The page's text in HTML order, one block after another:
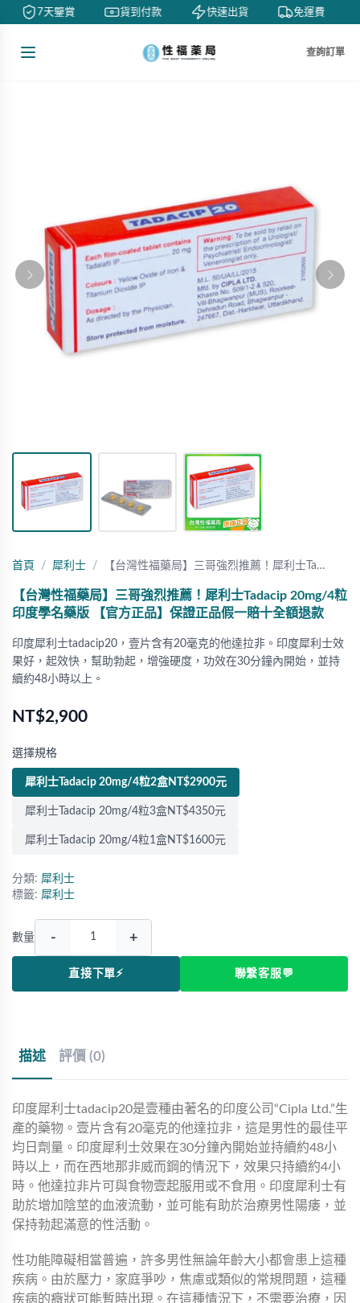
7天鑒賞 貨到付款 快速出貨 免運費
查詢訂單
首頁 犀利士 【台灣性福藥局】三哥強烈推薦！犀利士Ta…
【台灣性福藥局】三哥強烈推薦！犀利士Tadacip 20mg/4粒
印度學名藥版 【官方正品】保證正品假一賠十全額退款
印度犀利士tadacip20，壹片含有20毫克的他達拉非。印度犀利士效
果好，起效快，幫助勃起，增強硬度，功效在30分鐘內開始，並持
續約48小時以上。
NT$2,900
選擇規格
犀利士Tadacip 20mg/4粒2盒NT$2900元
犀利士Tadacip 20mg/4粒3盒NT$4350元
犀利士Tadacip 20mg/4粒1盒NT$1600元
分類: 犀利士
標籤: 犀利士
數量 - +
直接下單⚡ 聯繫客服💬
描述 評價 (0)
印度犀利士tadacip20是壹種由著名的印度公司“Cipla Ltd.”生
產的藥物。壹片含有20毫克的他達拉非，這是男性的最佳平
均日劑量。印度犀利士效果在30分鐘內開始並持續約48小
時以上，而在西地那非威而鋼的情況下，效果只持續約4小
時。他達拉非片可與食物壹起服用或不食用。印度犀利士有
助於增加陰莖的血液流動，並可能有助於治療男性陽痿，並
保持勃起滿意的性活動。
性功能障礙相當普遍，許多男性無論年齡大小都會患上這種
疾病。由於壓力，家庭爭吵，焦慮或類似的常規問題，這種
疾病的癥狀可能暫時出現。在這種情況下，不需要治療，因